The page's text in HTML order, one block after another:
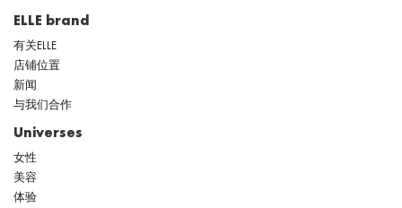
ELLE brand
有关ELLE
店铺位置
新闻
与我们合作
Universes
女性
美容
体验